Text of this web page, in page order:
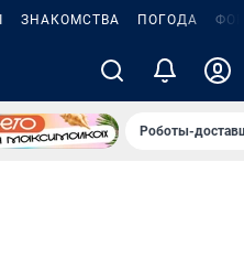
ЗНАКОМСТВА ПОГОДА
Роботы-